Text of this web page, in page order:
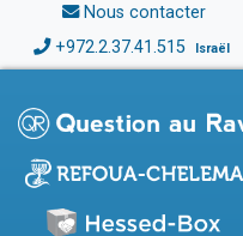
Nous contacter
+972.2.37.41.515 Israël